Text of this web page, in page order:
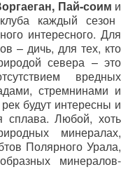
Пай-соим и
каждый сезон
интересного. Для
– дичь, для тех, кто
севера – это
вредных
стремнинами и
будут интересны и
сплава. Любой, хоть
минералах,
Полярного Урала,
минералов-